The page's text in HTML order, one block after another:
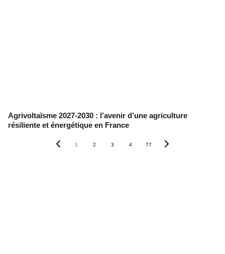
Agrivoltaïsme 2027-2030 : l’avenir d’une agriculture
résiliente et énergétique en France
1 2 3 4 77